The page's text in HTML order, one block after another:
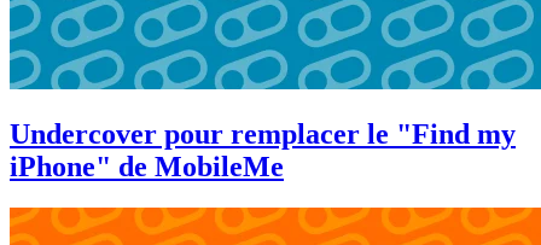
Undercover pour remplacer le "Find my
iPhone" de MobileMe